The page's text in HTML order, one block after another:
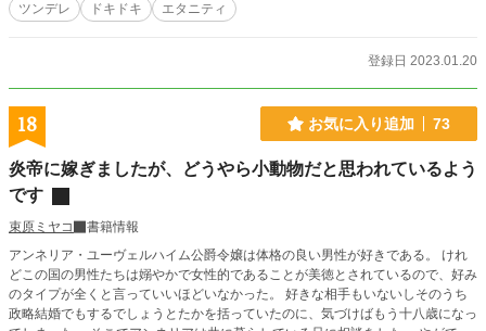
ツンデレ
ドキドキ エタニティ
登録日 2023.01.20
18 お気に入り追加 73
炎帝に嫁ぎましたが、どうやら小動物だと思われているよう
です
束原ミヤコ
書籍情報
アンネリア・ユーヴェルハイム公爵令嬢は体格の良い男性が好きである。 けれ
どこの国の男性たちは嫋やかで女性的であることが美徳とされているので、好み
のタイプが全くと言っていいほどいなかった。 好きな相手もいないしそのうち
政略結婚でもするでしょうとたかを括っていたのに、気づけばもう十八歳になっ